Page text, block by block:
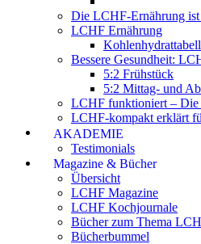
Die LCHF-Ernährung
LCHF Ernährung
Bessere Gesundheit:
5:2 Frühstück
5:2 Mittag- und
LCHF funktioniert – Die
LCHF-kompakt erklärt
AKADEMIE
Testimonials
Magazine & Bücher
Übersicht
LCHF Magazine
LCHF Kochjournale
Bücher zum Thema
Bücherbummel